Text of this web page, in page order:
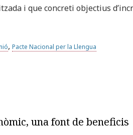
i que concreti objectius
, Pacte Nacional per la Llengua
una font de beneficis